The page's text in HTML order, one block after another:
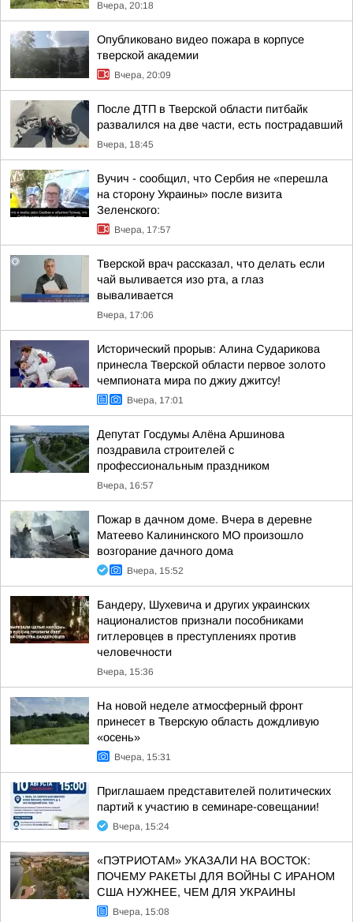
Вчера, 20:18
Опубликовано видео пожара в корпусе
тверской академии
Вчера, 20:09
После ДТП в Тверской области питбайк
развалился на две части, есть пострадавший
Вчера, 18:45
Вучич - сообщил, что Сербия не «перешла
на сторону Украины» после визита
Зеленского:
Вчера, 17:57
Тверской врач рассказал, что делать если
чай выливается изо рта, а глаз
вываливается
Вчера, 17:06
Исторический прорыв: Алина Сударикова
принесла Тверской области первое золото
чемпионата мира по джиу джитсу!
Вчера, 17:01
Депутат Госдумы Алёна Аршинова
поздравила строителей с
профессиональным праздником
Вчера, 16:57
Пожар в дачном доме. Вчера в деревне
Матеево Калининского МО произошло
возгорание дачного дома
Вчера, 15:52
Бандеру, Шухевича и других украинских
националистов признали пособниками
гитлеровцев в преступлениях против
человечности
Вчера, 15:36
На новой неделе атмосферный фронт
принесет в Тверскую область дождливую
«осень»
Вчера, 15:31
Приглашаем представителей политических
партий к участию в семинаре-совещании!
Вчера, 15:24
«ПЭТРИОТАМ» УКАЗАЛИ НА ВОСТОК:
ПОЧЕМУ РАКЕТЫ ДЛЯ ВОЙНЫ С ИРАНОМ
США НУЖНЕЕ, ЧЕМ ДЛЯ УКРАИНЫ
Вчера, 15:08